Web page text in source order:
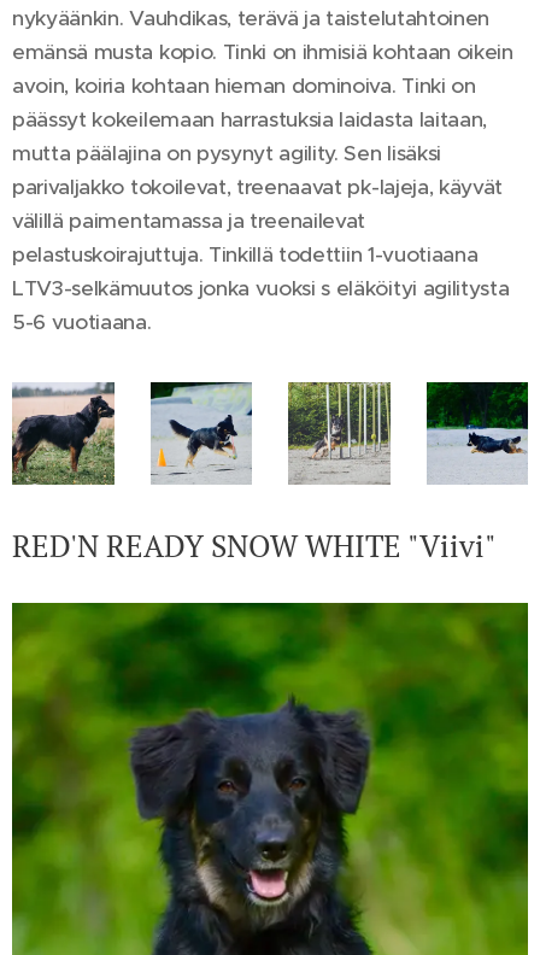
nykyäänkin. Vauhdikas, terävä ja taistelutahtoinen
emänsä musta kopio. Tinki on ihmisiä kohtaan oikein
avoin, koiria kohtaan hieman dominoiva. Tinki on
päässyt kokeilemaan harrastuksia laidasta laitaan,
mutta päälajina on pysynyt agility. Sen lisäksi
parivaljakko tokoilevat, treenaavat pk-lajeja, käyvät
välillä paimentamassa ja treenailevat
pelastuskoirajuttuja. Tinkillä todettiin 1-vuotiaana
LTV3-selkämuutos jonka vuoksi s eläköityi agilitysta
5-6 vuotiaana.
RED'N READY SNOW WHITE "Viivi"